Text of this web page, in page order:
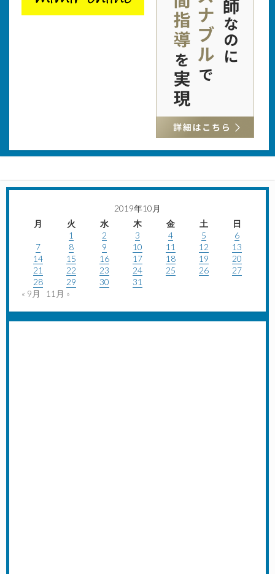
2019年10月
月
火 水 木 金 土
日
1
2 3 4 5
6
7
8 9 10 11 12
13
14
15 16 17 18 19
20
21
22 23 24 25 26
27
28
29 30
31
« 9月
11月 »